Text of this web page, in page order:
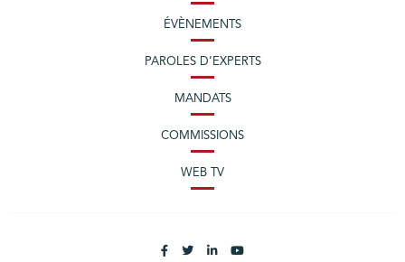
ÉVÈNEMENTS
PAROLES D’EXPERTS
MANDATS
COMMISSIONS
WEB TV